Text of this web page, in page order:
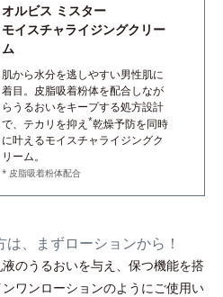
オルビス ミスター
モイスチャライジングクリー
ム
肌から水分を逃しやすい男性肌に
着目。皮脂吸着粉体を配合しなが
らうるおいをキープする処方設計
で、テカリを抑え *乾燥予防を同時
に叶えるモイスチャライジングク
リーム。
皮脂吸着粉体配合
、まずローションから！
のうるおいを与え、保つ機能を搭
ワンローションのようにご使用い